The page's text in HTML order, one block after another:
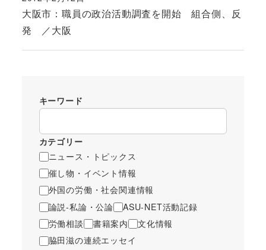
大阪市：職員の政治活動調査を開始 組合側、反
発 ／大阪
投稿日
キーワード
カテゴリー
ニュース・トピックス
催し物・イベント情報
外国の労働・社会関連情報
論説-私論・公論
ASU-NET活動記録
労働相談
書籍案内
文化情報
脇田滋の連続エッセイ